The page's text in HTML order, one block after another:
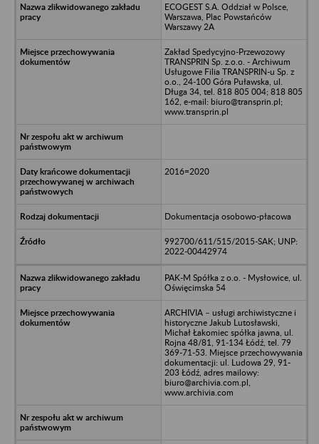
ECOGEST S.A. Oddział w Polsce,
Warszawa, Plac Powstańców
Warszawy 2A
Zakład Spedycyjno-Przewozowy
TRANSPRIN Sp. z.o.o. - Archiwum
Usługowe Filia TRANSPRIN-u Sp. z
o.o., 24-100 Góra Puławska, ul.
Długa 34, tel. 818 805 004; 818 805
162, e-mail: biuro@transprin.pl;
www.transprin.pl
2016=2020
Dokumentacja osobowo-płacowa
992700/611/515/2015-SAK; UNP:
2022-00442974
PAK-M Spółka z o.o. - Mysłowice, ul.
Oświęcimska 54
ARCHIVIA – usługi archiwistyczne i
historyczne Jakub Lutosławski,
Michał Łakomiec spółka jawna, ul.
Rojna 48/81, 91-134 Łódź, tel. 79
369-71-53. Miejsce przechowywania
dokumentacji: ul. Ludowa 29, 91-
203 Łódź, adres mailowy:
biuro@archivia.com.pl,
www.archivia.com